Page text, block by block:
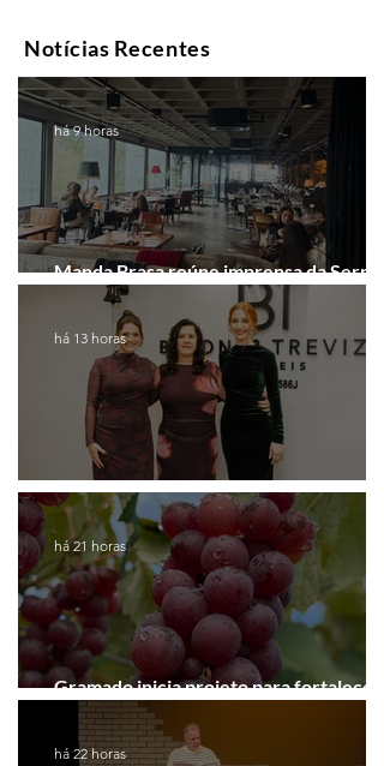
Notícias Recentes
Manda Brasa reúne imprensa da Serra
Gaúcha para falar de expansão
há 9 horas
Coluna de Caxias
há 13 horas
Gramado inicia projeto para fortalecer a
Rota do Vinho
há 21 horas
há 22 horas